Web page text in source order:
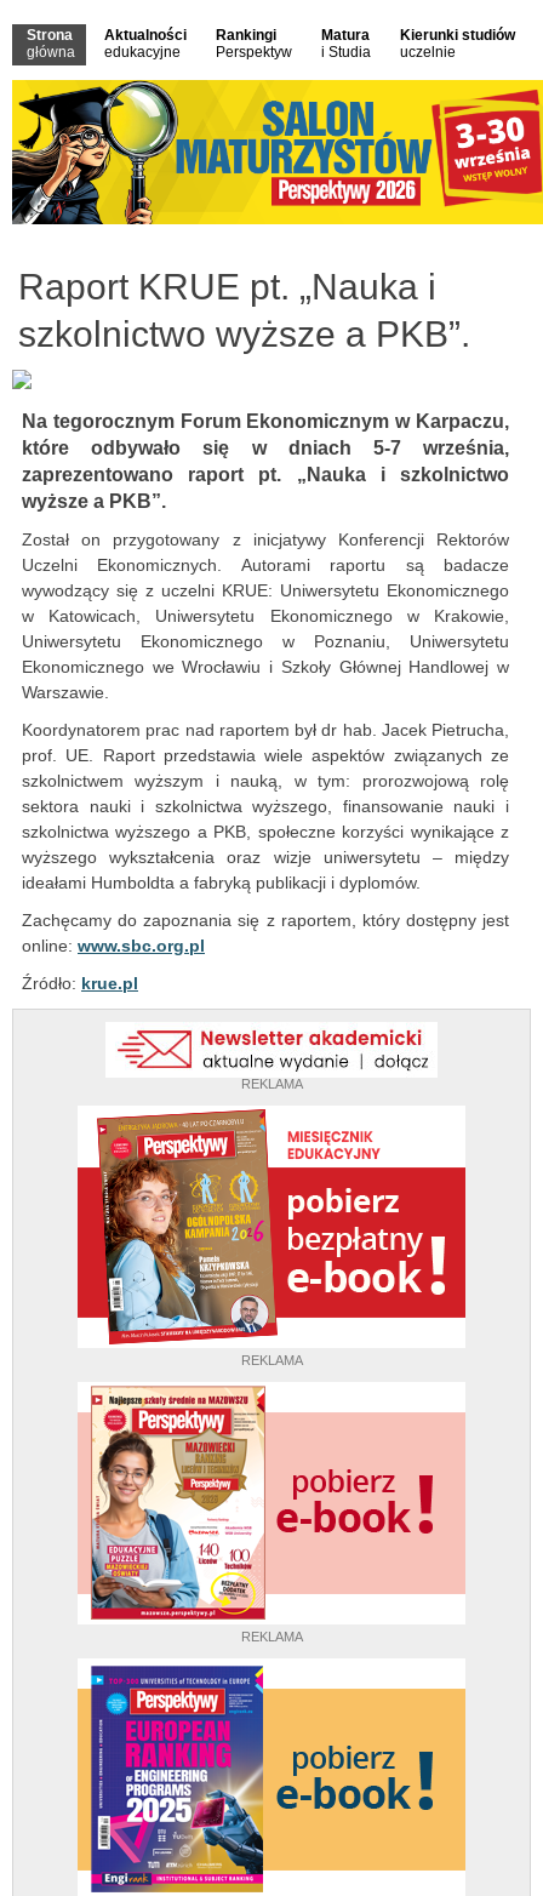
Strona
główna
Aktualności
edukacyjne
Rankingi
Perspektyw
Matura
i Studia
Kierunki studiów
uczelnie
REKLAMA
REKLAMA
REKLAMA
Raport KRUE pt. „Nauka i
szkolnictwo wyższe a PKB”.
Na tegorocznym Forum Ekonomicznym w Karpaczu,
które odbywało się w dniach 5-7 września,
zaprezentowano raport pt. „Nauka i szkolnictwo
wyższe a PKB”.
Został on przygotowany z inicjatywy Konferencji Rektorów
Uczelni Ekonomicznych. Autorami raportu są badacze
wywodzący się z uczelni KRUE: Uniwersytetu Ekonomicznego
w Katowicach, Uniwersytetu Ekonomicznego w Krakowie,
Uniwersytetu Ekonomicznego w Poznaniu, Uniwersytetu
Ekonomicznego we Wrocławiu i Szkoły Głównej Handlowej w
Warszawie.
Koordynatorem prac nad raportem był dr hab. Jacek Pietrucha,
prof. UE. Raport przedstawia wiele aspektów związanych ze
szkolnictwem wyższym i nauką, w tym: prorozwojową rolę
sektora nauki i szkolnictwa wyższego, finansowanie nauki i
szkolnictwa wyższego a PKB, społeczne korzyści wynikające z
wyższego wykształcenia oraz wizje uniwersytetu – między
ideałami Humboldta a fabryką publikacji i dyplomów.
Zachęcamy do zapoznania się z raportem, który dostępny jest
online: www.sbc.org.pl
Źródło: krue.pl